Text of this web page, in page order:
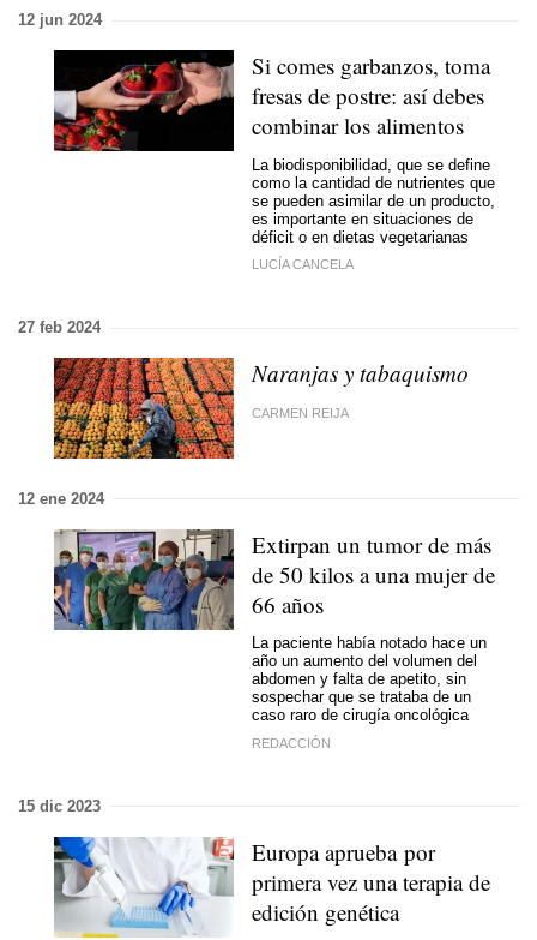
12 jun 2024
Si comes garbanzos, toma
fresas de postre: así debes
combinar los alimentos
La biodisponibilidad, que se define
como la cantidad de nutrientes que
se pueden asimilar de un producto,
es importante en situaciones de
déficit o en dietas vegetarianas
LUCÍA CANCELA
27 feb 2024
Naranjas y tabaquismo
CARMEN REIJA
12 ene 2024
Extirpan un tumor de más
de 50 kilos a una mujer de
66 años
La paciente había notado hace un
año un aumento del volumen del
abdomen y falta de apetito, sin
sospechar que se trataba de un
caso raro de cirugía oncológica
REDACCIÓN
15 dic 2023
Europa aprueba por
primera vez una terapia de
edición genética